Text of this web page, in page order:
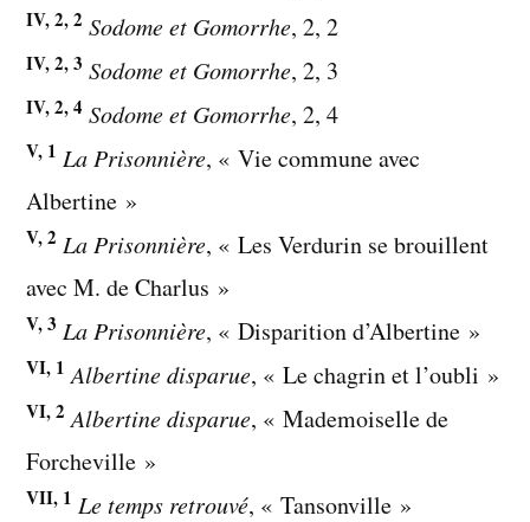
IV, 2, 2 Sodome et Gomorrhe, 2, 2
IV, 2, 3 Sodome et Gomorrhe, 2, 3
IV, 2, 4 Sodome et Gomorrhe, 2, 4
V, 1 La Prisonnière, « Vie commune avec
Albertine »
V, 2 La Prisonnière, « Les Verdurin se brouillent
avec M. de Charlus »
V, 3 La Prisonnière, « Disparition d’Albertine »
VI, 1 Albertine disparue, « Le chagrin et l’oubli »
VI, 2 Albertine disparue, « Mademoiselle de
Forcheville »
VII, 1 Le temps retrouvé, « Tansonville »